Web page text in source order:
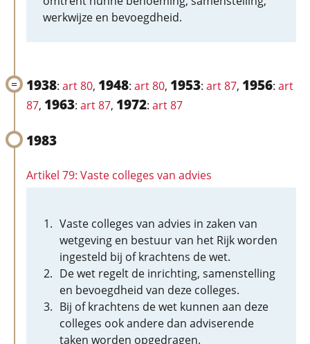
werkwijze en bevoegdheid.
1938: art 80, 1948: art 80, 1953: art 87, 1956: art
87, 1963: art 87, 1972: art 87
1983
Artikel 79: Vaste colleges van advies
Vaste colleges van advies in zaken van
wetgeving en bestuur van het Rijk worden
ingesteld bij of krachtens de wet.
De wet regelt de inrichting, samenstelling
en bevoegdheid van deze colleges.
Bij of krachtens de wet kunnen aan deze
colleges ook andere dan adviserende
taken worden opgedragen.